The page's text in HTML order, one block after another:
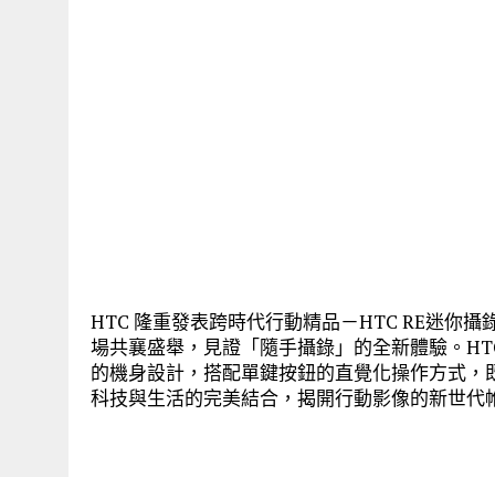
HTC 隆重發表跨時代行動精品－HTC RE迷你
場共襄盛舉，見證「隨手攝錄」的全新體驗。
的機身設計，搭配單鍵按鈕的直覺化操作方式
科技與生活的完美結合，揭開行動影像的新世代